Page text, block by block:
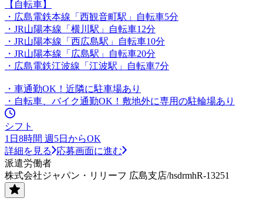
【自転車】
・広島電鉄本線「西観音町駅」自転車5分
・JR山陽本線「横川駅」自転車12分
・JR山陽本線「西広島駅」自転車10分
・JR山陽本線「広島駅」自転車20分
・広島電鉄江波線「江波駅」自転車7分
・車通勤OK！近隣に駐車場あり
・自転車、バイク通勤OK！敷地外に専用の駐輪場あり
シフト
1日8時間 週5日からOK
詳細を見る
応募画面に進む
派遣労働者
株式会社ジャパン・リリーフ 広島支店/hsdrmhR-13251